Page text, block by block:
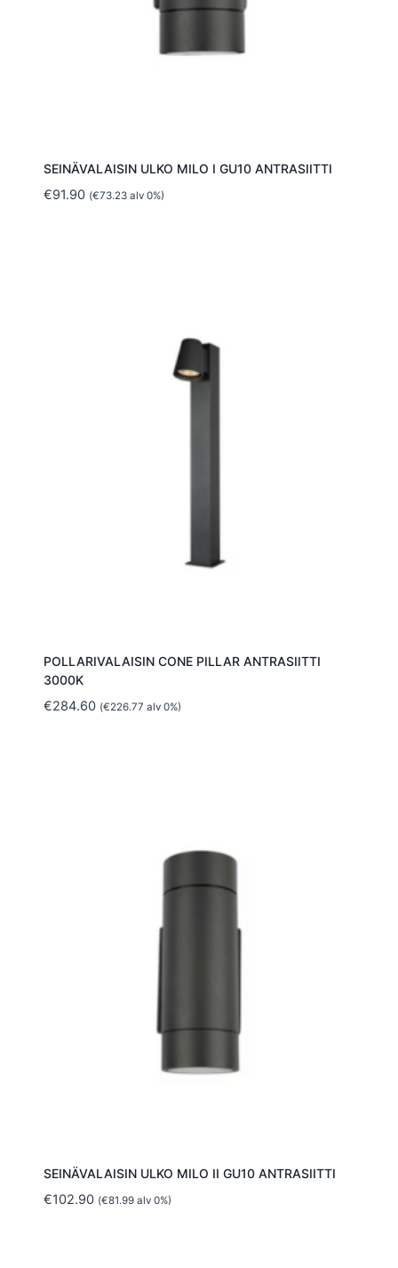
SEINÄVALAISIN ULKO MILO I GU10 ANTRASIITTI
€91.90 (€73.23alv 0%)
POLLARIVALAISIN CONE PILLAR ANTRASIITTI
3000K
€284.60 (€226.77 alv 0%)
SEINÄVALAISIN ULKO MILO II GU10 ANTRASIITTI
€102.90 (€81.99alv 0%)